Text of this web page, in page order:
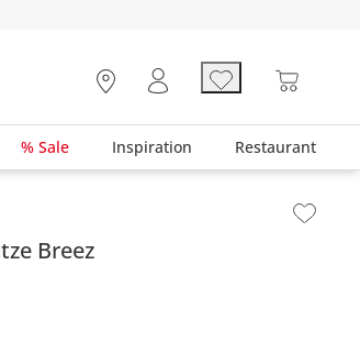
% Sale Inspiration Restaurant
- Zum Seitenende
Breez